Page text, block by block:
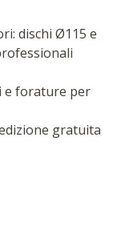
dischi Ø115 e
e forature per
gratuita